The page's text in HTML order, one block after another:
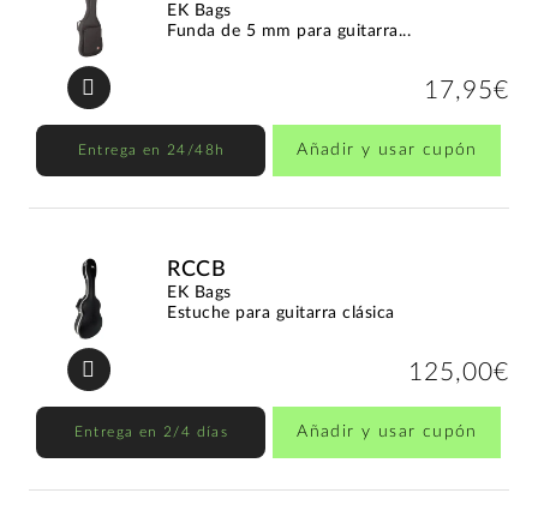
EK Bags
Funda de 5 mm para guitarra...
17,95€
Entrega en 24/48h Añadir y usar cupón
RCCB
EK Bags
Estuche para guitarra clásica
125,00€
Entrega en 2/4 días Añadir y usar cupón